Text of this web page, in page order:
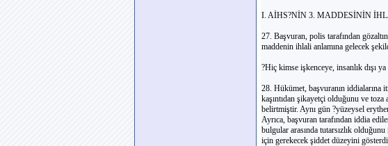
I. AİHS?NİN 3. MADDESİNİN
27. Başvuran, polis tarafından
maddenin ihlali anlamına gelecek
?Hiç kimse işkenceye, insanlık dışı
28. Hükümet, başvuranın iddialarına
kaşıntıdan şikayetçi olduğunu ve
belirtmiştir. Aynı gün ?yüzeysel
Ayrıca, başvuran tarafından iddia
bulgular arasında tutarsızlık
için gerekecek şiddet düzeyini